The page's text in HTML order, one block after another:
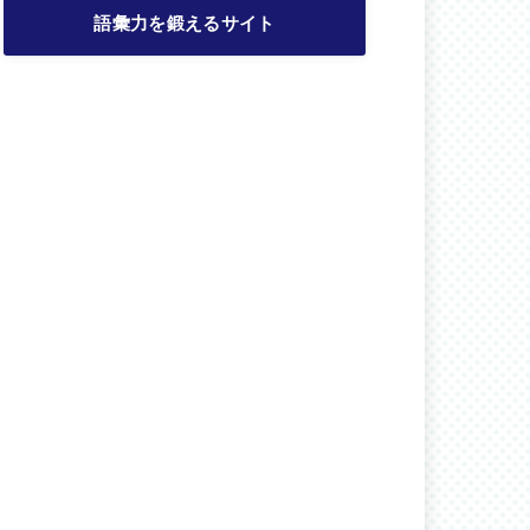
語彙力を鍛えるサイト